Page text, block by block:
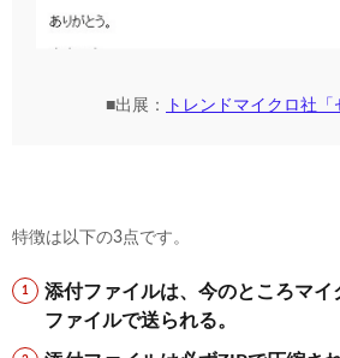
■出展： トレンドマイクロ社「
特徴は以下の3点です。
添付ファイルは、今のところマ
ファイルで送られる。